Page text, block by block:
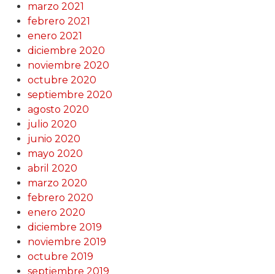
marzo 2021
febrero 2021
enero 2021
diciembre 2020
noviembre 2020
octubre 2020
septiembre 2020
agosto 2020
julio 2020
junio 2020
mayo 2020
abril 2020
marzo 2020
febrero 2020
enero 2020
diciembre 2019
noviembre 2019
octubre 2019
septiembre 2019